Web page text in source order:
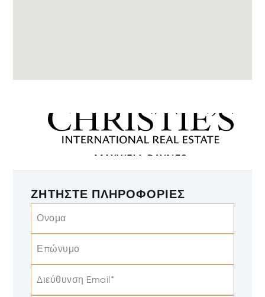
ΖΗΤΉΣΤΕ ΠΛΗΡΟΦΟΡΊΕΣ
Ονομα
Επώνυμο
Διεύθυνση Email*